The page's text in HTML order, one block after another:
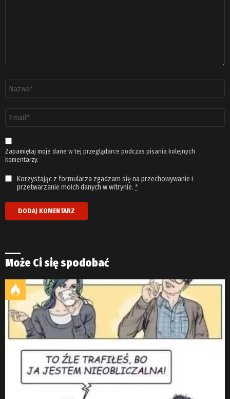
email
*
Zapamiętaj moje dane w tej przeglądarce podczas pisania kolejnych
komentarzy.
Korzystając z formularza zgadzam się na przechowywanie i
przetwarzanie moich danych w witrynie. *
Może Ci się spodobać